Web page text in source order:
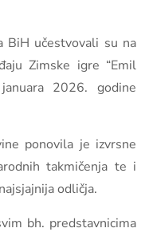
BiH učestvovali su na
Zimske igre “Emil
2026. godine
ponovila je izvrsne
takmičenja te i
odličja.
bh. predstavnicima